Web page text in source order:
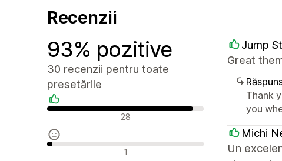
Recenzii
93% pozitive
30 recenzii pentru toate
presetările
Recenzii pozitive28
Recenzii neutre 1
Jump
Great
Thank
you
Michi
Un